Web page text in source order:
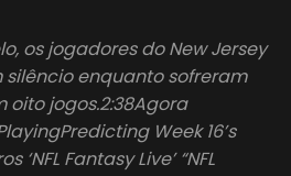
os jogadores do New Jersey
enquanto sofreram
oito jogos.2:38Agora
Week 16’s
‘NFL Fantasy Live’ “NFL